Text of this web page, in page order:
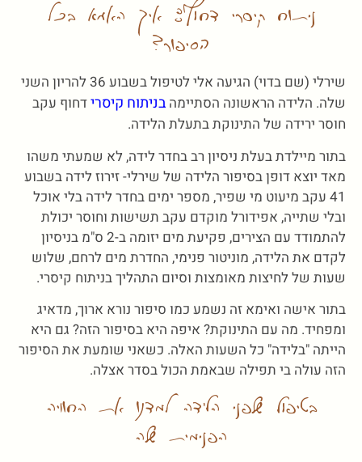
ניתוח קיסרי דחוף: איך האמא בכל
הסיפור?
שירלי (שם בדוי) הגיעה אלי לטיפול בשבוע 36 להריון השני
שלה. הלידה הראשונה הסתיימה בניתוח קיסרידחוף עקב
חוסר ירידה של התינוקת בתעלת הלידה.
בתור מיילדת בעלת ניסיון רב בחדר לידה, לא שמעתי משהו
מאד יוצא דופן בסיפור הלידה של שירלי- זירוז לידה בשבוע
41 עקב מיעוט מי שפיר, מספר ימים בחדר לידה בלי אוכל
ובלי שתייה, אפידורל מוקדם עקב תשישות וחוסר יכולת
להתמודד עם הצירים, פקיעת מים יזומה ב-2 ס"מ בניסיון
לקדם את הלידה, מוניטור פנימי, החדרת מים לרחם, שלוש
שעות של לחיצות מאומצות וסיום התהליך בניתוח קיסרי.
בתור אישה ואימא זה נשמע כמו סיפור נורא ארוך, מדאיג
ומפחיד. מה עם התינוקת? איפה היא בסיפור הזה? גם היא
הייתה "בלידה" כל השעות האלה. כשאני שומעת את הסיפור
הזה עולה בי תפילה שבאמת הכול בסדר אצלה.
בטיפול שלפני הלידה למדנו את החוויה
הפנימית שלה